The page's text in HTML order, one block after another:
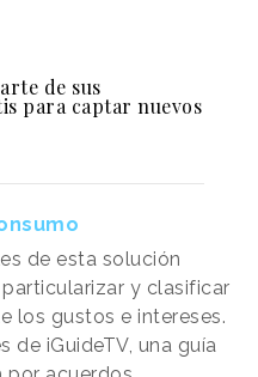
de sus
para captar nuevos
de esta solución
y clasificar
los gustos e intereses.
de iGuideTV, una guía